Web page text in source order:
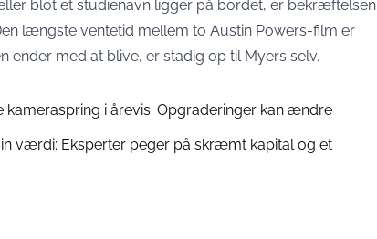
blot et studienavn ligger på bordet, er bekræftelsen
længste ventetid mellem to Austin Powers-film er
ender med at blive, er stadig op til Myers selv.
kameraspring i årevis: Opgraderinger kan ændre
værdi: Eksperter peger på skræmt kapital og et